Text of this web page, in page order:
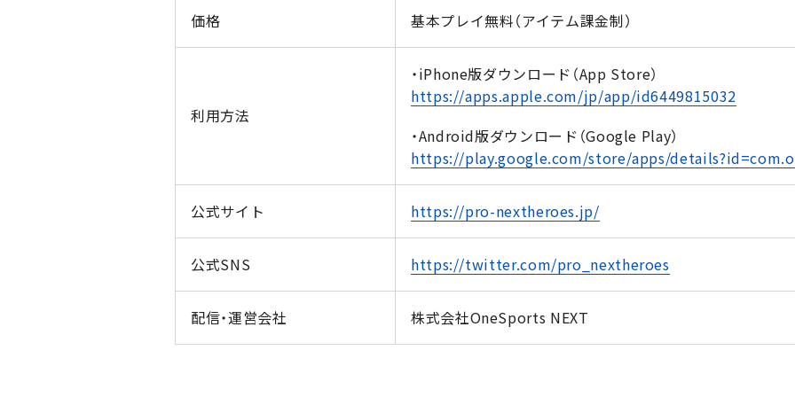
価格 基本プレイ無料（アイテム課金制）
利用方法
・iPhone版ダウンロード（App Store）
https://apps.apple.com/jp/app/id6449815032
・Android版ダウンロード（Google Play）
https://play.google.com/store/apps/
公式サイト https://pro-nextheroes.jp/
公式SNS https://twitter.com/pro_nextheroes
配信・運営会社 株式会社OneSports NEXT